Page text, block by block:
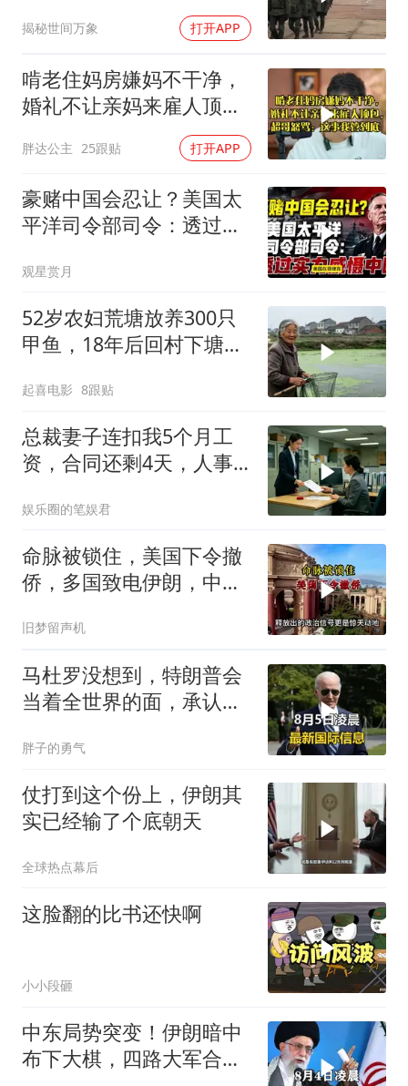
揭秘世间万象 打开APP
啃老住妈房嫌妈不干净，
婚礼不让亲妈来雇人顶
胖达公主 25跟贴 打开APP
豪赌中国会忍让？美国太
平洋司令部司令：透过实
观星赏月
52岁农妇荒塘放养300只
甲鱼，18年后回村下塘瞬
起喜电影 8跟贴
总裁妻子连扣我5个月工
资，合同还剩4天，人事
娱乐圈的笔娱君
命脉被锁住，美国下令撤
侨，多国致电伊朗，中国
旧梦留声机
马杜罗没想到，特朗普会
当着全世界的面，承认一
胖子的勇气
仗打到这个份上，伊朗其
实已经输了个底朝天
全球热点幕后
这脸翻的比书还快啊
小小段砸
中东局势突变！伊朗暗中
布下大棋，四路大军合